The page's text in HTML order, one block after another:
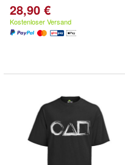
28,90 €
Kostenloser Versand